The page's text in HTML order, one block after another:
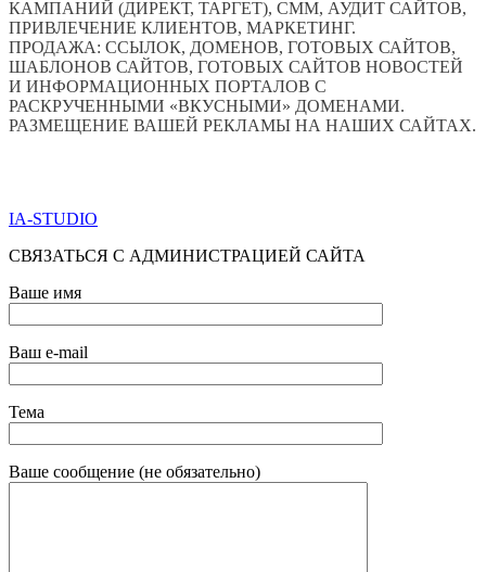
КАМПАНИЙ (ДИРЕКТ, ТАРГЕТ), СММ, АУДИТ САЙТОВ,
ПРИВЛЕЧЕНИЕ КЛИЕНТОВ, МАРКЕТИНГ.
ПРОДАЖА: ССЫЛОК, ДОМЕНОВ, ГОТОВЫХ САЙТОВ,
ШАБЛОНОВ САЙТОВ, ГОТОВЫХ САЙТОВ НОВОСТЕЙ
И ИНФОРМАЦИОННЫХ ПОРТАЛОВ С
РАСКРУЧЕННЫМИ «ВКУСНЫМИ» ДОМЕНАМИ.
РАЗМЕЩЕНИЕ ВАШЕЙ РЕКЛАМЫ НА НАШИХ САЙТАХ.
IA-STUDIO
СВЯЗАТЬСЯ С АДМИНИСТРАЦИЕЙ САЙТА
Ваше имя
Ваш e-mail
Тема
Ваше сообщение (не обязательно)